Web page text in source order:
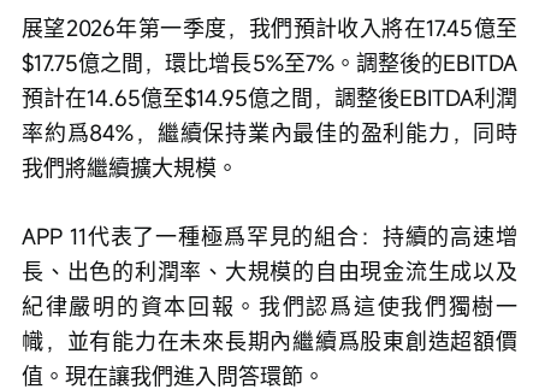
展望2026年第一季度，我們預計收入將在17.45億至
$17.75億之間，環比增長5%至7%。調整後的EBITDA
預計在14.65億至$14.95億之間，調整後EBITDA利潤
率約爲84%，繼續保持業內最佳的盈利能力，同時
我們將繼續擴大規模。
APP 11代表了一種極爲罕見的組合：持續的高速增
長、出色的利潤率、大規模的自由現金流生成以及
紀律嚴明的資本回報。我們認爲這使我們獨樹一
幟，並有能力在未來長期內繼續爲股東創造超額價
值。現在讓我們進入問答環節。